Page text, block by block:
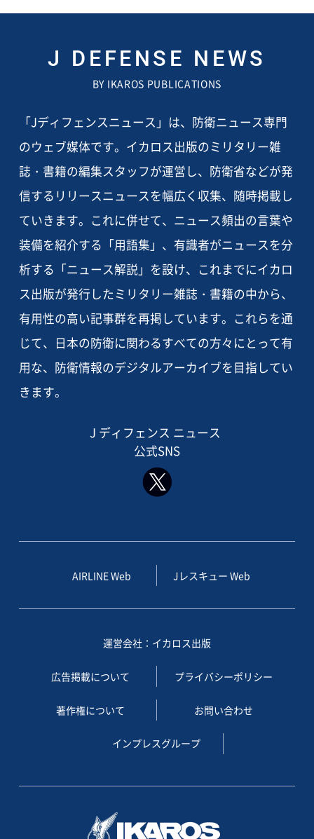
J DEFENSE NEWS
BY IKAROS PUBLICATIONS
「Jディフェンスニュース」は、防衛ニュース専門
のウェブ媒体です。イカロス出版のミリタリー雑
誌・書籍の編集スタッフが運営し、防衛省などが発
信するリリースニュースを幅広く収集、随時掲載し
ていきます。これに併せて、ニュース頻出の言葉や
装備を紹介する「用語集」、有識者がニュースを分
析する「ニュース解説」を設け、これまでにイカロ
ス出版が発行したミリタリー雑誌・書籍の中から、
有用性の高い記事群を再掲しています。これらを通
じて、日本の防衛に関わるすべての方々にとって有
用な、防衛情報のデジタルアーカイブを目指してい
きます。
J ディフェンス ニュース
公式SNS
AIRLINE Web Jレスキュー Web
運営会社：イカロス出版
広告掲載について プライバシーポリシー
著作権について お問い合わせ
インプレスグループ